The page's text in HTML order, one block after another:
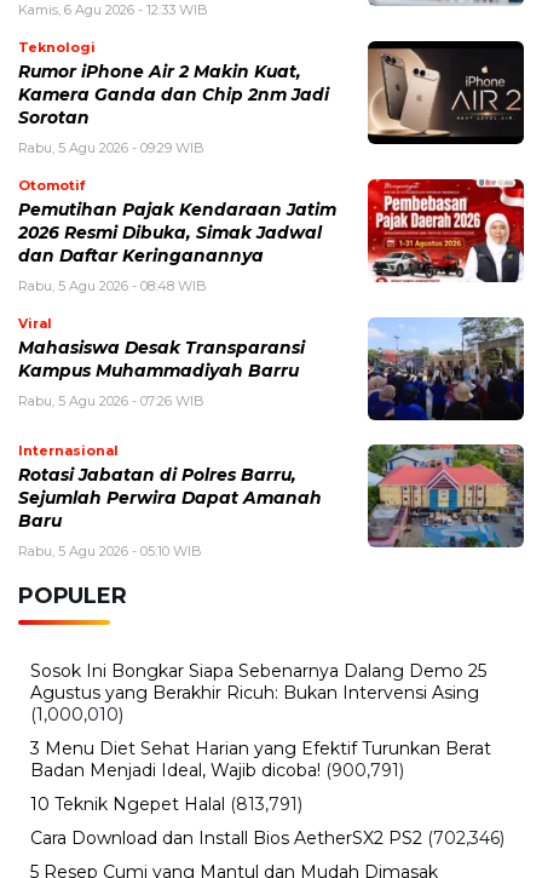
Kamis, 6 Agu 2026 - 12:33 WIB
Teknologi
Rumor iPhone Air 2 Makin Kuat,
Kamera Ganda dan Chip 2nm Jadi
Sorotan
Rabu, 5 Agu 2026 - 09:29 WIB
Otomotif
Pemutihan Pajak Kendaraan Jatim
2026 Resmi Dibuka, Simak Jadwal
dan Daftar Keringanannya
Rabu, 5 Agu 2026 - 08:48 WIB
Viral
Mahasiswa Desak Transparansi
Kampus Muhammadiyah Barru
Rabu, 5 Agu 2026 - 07:26 WIB
Internasional
Rotasi Jabatan di Polres Barru,
Sejumlah Perwira Dapat Amanah
Baru
Rabu, 5 Agu 2026 - 05:10 WIB
POPULER
Sosok Ini Bongkar Siapa Sebenarnya Dalang Demo 25
Agustus yang Berakhir Ricuh: Bukan Intervensi Asing
(1,000,010)
3 Menu Diet Sehat Harian yang Efektif Turunkan Berat
Badan Menjadi Ideal, Wajib dicoba! (900,791)
10 Teknik Ngepet Halal (813,791)
Cara Download dan Install Bios AetherSX2 PS2 (702,346)
5 Resep Cumi yang Mantul dan Mudah Dimasak